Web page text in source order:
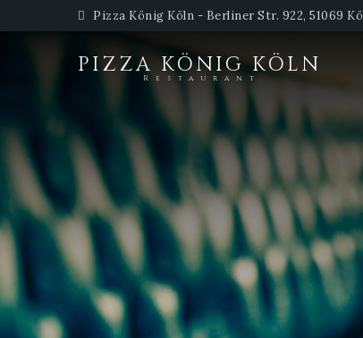
Pizza König Köln - Berliner Str. 922, 51069
PIZZA KÖNIG KÖLN
Restaurant